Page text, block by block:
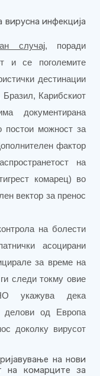
вирусна инфекција
случај, поради
и се поголемите
дестинации
Бразил, Карибскиот
документирана
постои можност за
фактор
на
комарец) во
вектор за пренос
на болести
асоцирани
за време на
следи токму овие
укажува дека
делови од Европа
доколку вирусот
на нови
на комарците за